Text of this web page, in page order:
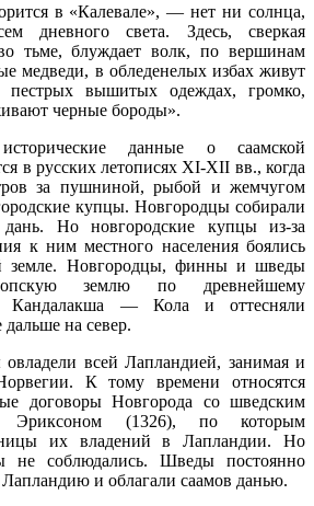
в «Калевале», — нет ни солнца,
дневного света. Здесь, сверкая
тьме, блуждает волк, по вершинам
медведи, в обледенелых избах живут
вышитых одеждах, громко,
черные бороды».
данные о саамской
в русских летописях XI-XII вв., когда
за пушниной, рыбой и жемчугом
купцы. Новгородцы собирали
Но новгородские купцы из-за
к ним местного населения боялись
земле. Новгородцы, финны и шведы
землю по древнейшему
Кандалакша — Кола и оттесняли
на север.
всей Лапландией, занимая и
К тому времени относятся
договоры Новгорода со шведским
Эриксоном (1326), по которым
их владений в Лапландии. Но
не соблюдались. Шведы постоянно
и облагали саамов данью.